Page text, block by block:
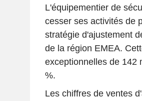
L'équipementier de
cesser ses activités de
stratégie d'ajustement
de la région EMEA.
exceptionnelles de 142
%.
Les chiffres de ventes